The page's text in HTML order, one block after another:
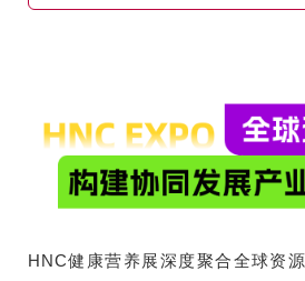
HNC健康营养展深度聚合全球资